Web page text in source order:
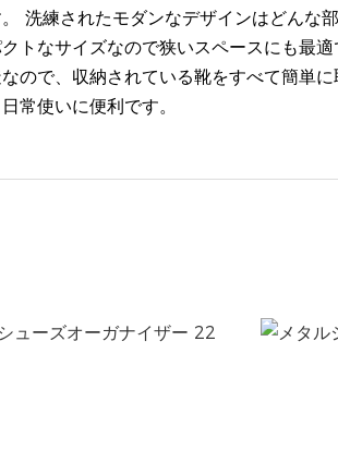
洗練されたモダンなデザインはどんな
トなサイズなので狭いスペースにも最
ので、収納されている靴をすべて簡単
常使いに便利です。